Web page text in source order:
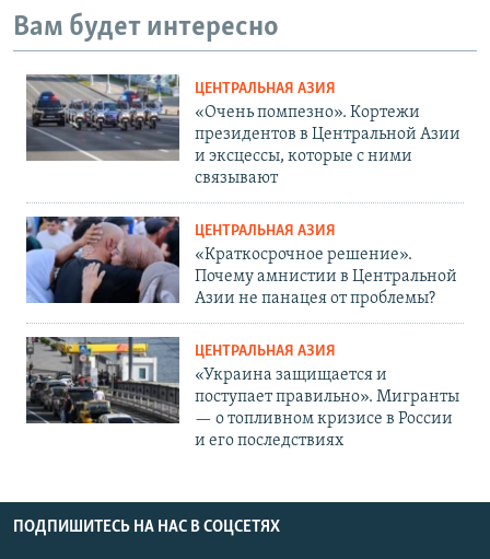
Вам будет интересно
ЦЕНТРАЛЬНАЯ АЗИЯ
«Очень помпезно». Кортежи
президентов в Центральной Азии
и эксцессы, которые с ними
связывают
ЦЕНТРАЛЬНАЯ АЗИЯ
«Краткосрочное решение».
Почему амнистии в Центральной
Азии не панацея от проблемы?
ЦЕНТРАЛЬНАЯ АЗИЯ
«Украина защищается и
поступает правильно». Мигранты
— о топливном кризисе в России
и его последствиях
ПОДПИШИТЕСЬ НА НАС В СОЦСЕТЯХ